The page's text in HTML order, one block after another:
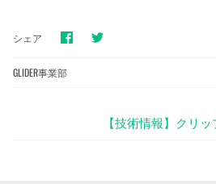
シェア Facebook
で
Twitter
GLIDER事業部
【技術情報】クリ